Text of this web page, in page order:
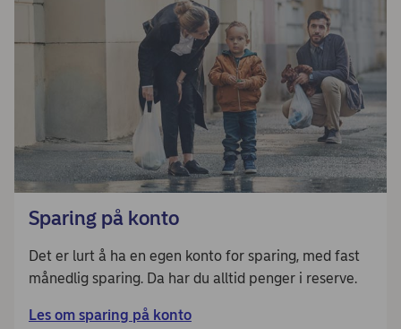
Sparing på konto
Det er lurt å ha en egen konto for sparing, med fast
månedlig sparing. Da har du alltid penger i reserve.
Les om sparing på konto